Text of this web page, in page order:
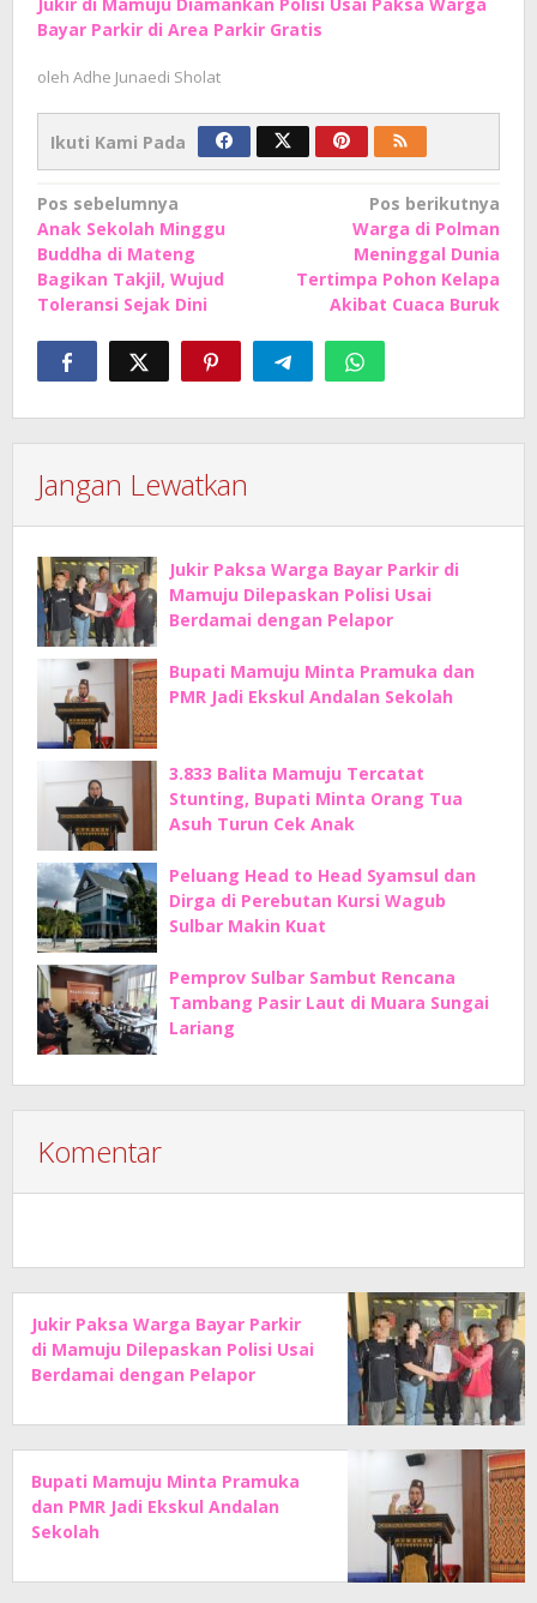
Jukir di Mamuju Diamankan Polisi Usai Paksa Warga
Bayar Parkir di Area Parkir Gratis
oleh Adhe Junaedi Sholat
Ikuti Kami Pada
Navigasi
pos
Pos sebelumnya
Anak Sekolah Minggu
Buddha di Mateng
Bagikan Takjil, Wujud
Toleransi Sejak Dini
Pos berikutnya
Warga di Polman
Meninggal Dunia
Tertimpa Pohon Kelapa
Akibat Cuaca Buruk
Jangan Lewatkan
Jukir Paksa Warga Bayar Parkir di
Mamuju Dilepaskan Polisi Usai
Berdamai dengan Pelapor
Bupati Mamuju Minta Pramuka dan
PMR Jadi Ekskul Andalan Sekolah
3.833 Balita Mamuju Tercatat
Stunting, Bupati Minta Orang Tua
Asuh Turun Cek Anak
Peluang Head to Head Syamsul dan
Dirga di Perebutan Kursi Wagub
Sulbar Makin Kuat
Pemprov Sulbar Sambut Rencana
Tambang Pasir Laut di Muara Sungai
Lariang
Komentar
Jukir Paksa Warga Bayar Parkir
di Mamuju Dilepaskan Polisi Usai
Berdamai dengan Pelapor
Bupati Mamuju Minta Pramuka
dan PMR Jadi Ekskul Andalan
Sekolah